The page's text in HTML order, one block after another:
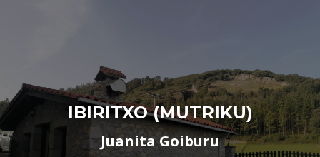
IBIRITXO (MUTRIKU)
Juanita Goiburu